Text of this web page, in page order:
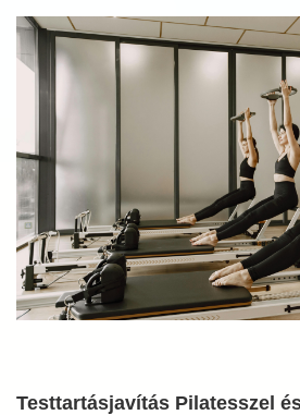
Testtartásjavítás Pilatesszel